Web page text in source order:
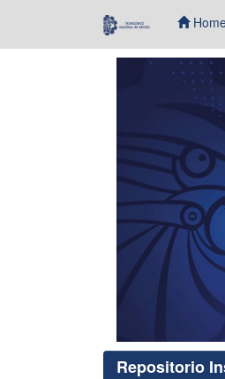
Repositorio